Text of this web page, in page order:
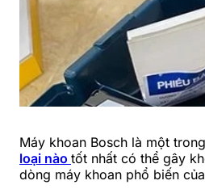
Máy khoan Bosch là một
loại nào tốt nhất có thể gây
dòng máy khoan phổ biến